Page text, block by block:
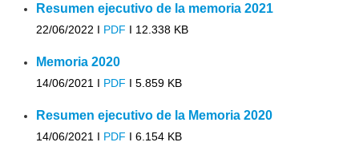
Resumen ejecutivo de la memoria 2021
22/06/2022 I PDF I 12.338 KB
Memoria 2020
14/06/2021 I PDF I 5.859 KB
Resumen ejecutivo de la Memoria 2020
14/06/2021 I PDF I 6.154 KB